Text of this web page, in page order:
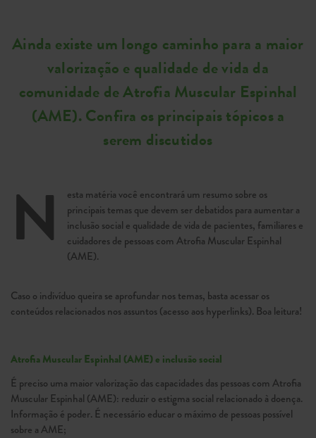
Ainda existe um longo caminho para a maior
valorização e qualidade de vida da
comunidade de Atrofia Muscular Espinhal
(AME). Confira os principais tópicos a
serem discutidos
N
esta matéria você encontrará um resumo sobre os
principais temas que devem ser debatidos para aumentar a
inclusão social e qualidade de vida de pacientes, familiares e
cuidadores de pessoas com Atrofia Muscular Espinhal
(AME).
Caso o indivíduo queira se aprofundar nos temas, basta acessar os
conteúdos relacionados nos assuntos (acesso aos hyperlinks). Boa leitura!
Atrofia Muscular Espinhal (AME) e inclusão social
É preciso uma maior valorização das capacidades das pessoas com Atrofia
Muscular Espinhal (AME): reduzir o estigma social relacionado à doença.
Informação é poder. É necessário educar o máximo de pessoas possível
sobre a AME;